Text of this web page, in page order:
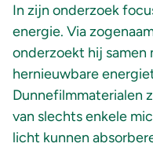
In zijn onderzoek
energie. Via
onderzoekt hij samen
hernieuwbare
Dunnefilmmaterialen
van slechts enkele
licht kunnen